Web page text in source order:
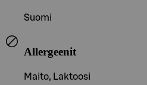
Suomi
Allergeenit
Maito, Laktoosi